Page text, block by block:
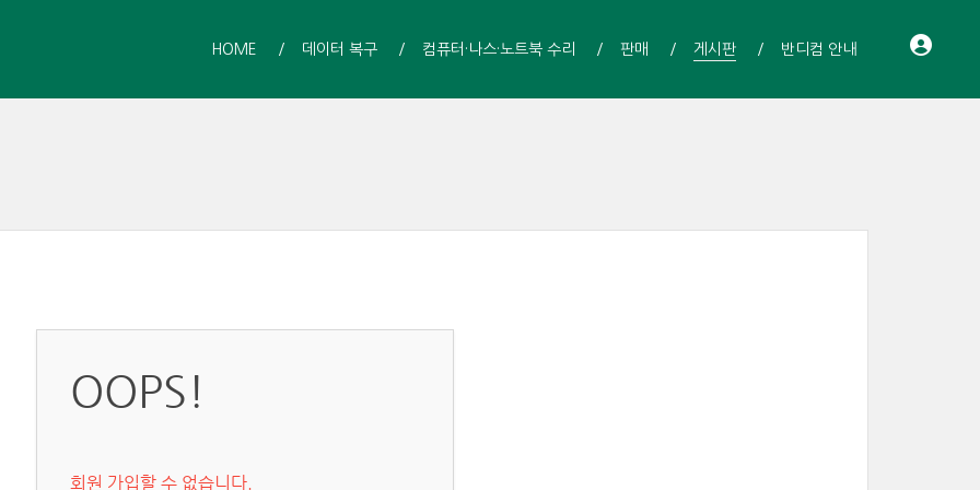
HOME 데이터 복구 컴퓨터·나스·노트북 수리 판매 게시판 반디컴 안내
OOPS!
회원 가입할 수 없습니다.